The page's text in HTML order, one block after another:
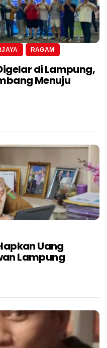
RAGAM
di Lampung,
Menuju
Uang
Lampung